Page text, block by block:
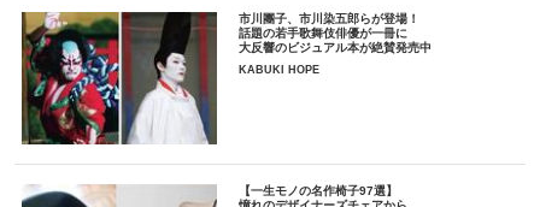
市川團子、市川染五郎らが登場！
話題の若手歌舞伎俳優が一冊に
大反響のビジュアル本が絶賛発売中
KABUKI HOPE
【一生モノの名作椅子97選】